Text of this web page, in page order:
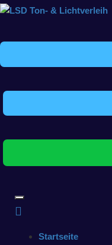
Startseite